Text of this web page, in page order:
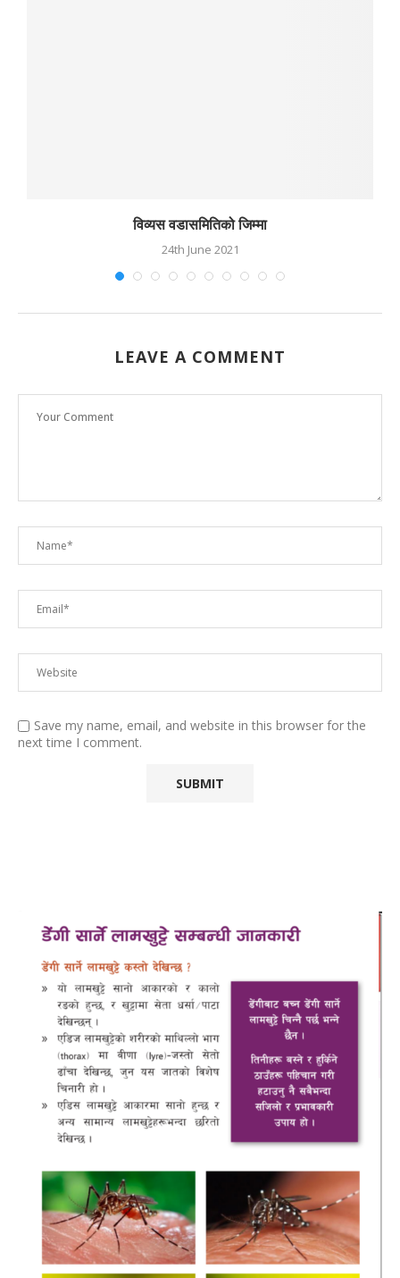
विव्यस वडासमितिको जिम्मा
24th June 2021
LEAVE A COMMENT
Save my name, email, and website in this browser for the
next time I comment.